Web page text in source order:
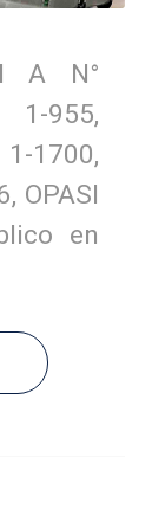
A N°
955,
1-1700,
OPASI
en